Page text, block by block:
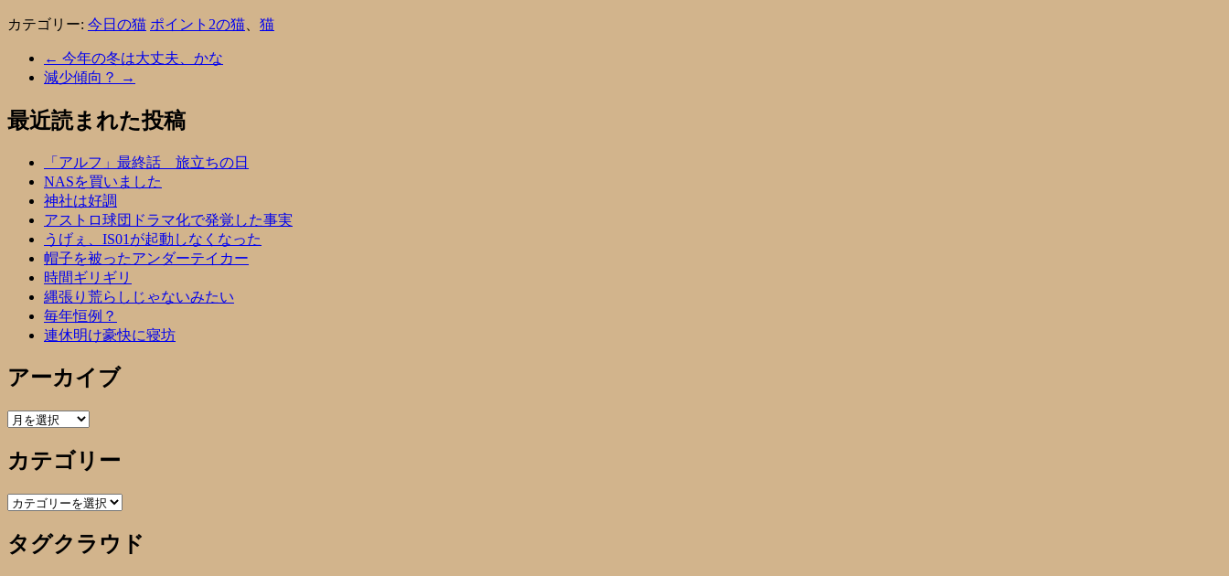
カテゴリー: 今日の猫 ポイント2の猫 猫
← 今年の冬は大丈夫、かな
減少傾向？
→
最近読まれた投稿
「アルフ」最終話 旅立ちの日
NASを買いました
神社は好調
アストロ球団ドラマ化で発覚した事実
うげぇ、IS01が起動しなくなった
帽子を被ったアンダーテイカー
時間ギリギリ
縄張り荒らしじゃないみたい
毎年恒例？
連休明け豪快に寝坊
アーカイブ
ア
カ
イ
ブ
カテゴリー
カ
ゴ
リ
タグクラウド